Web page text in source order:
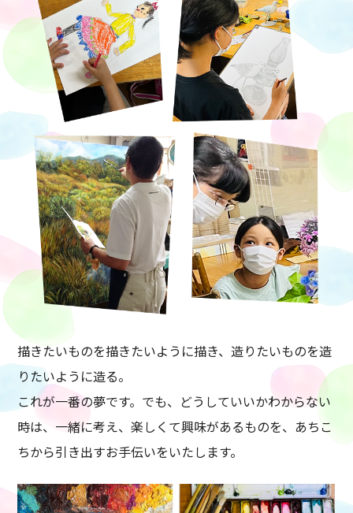
描きたいものを描きたいように描き、造りたいものを造
りたいように造る。
これが一番の夢です。でも、どうしていいかわからない
時は、一緒に考え、楽しくて興味があるものを、あちこ
ちから引き出すお手伝いをいたします。